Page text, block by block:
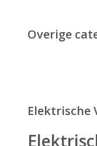
Overige
Elektrische